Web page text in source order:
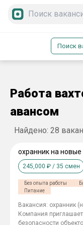
Поиск
Работа
авансом
Найдено: 28
охранник на новые
245,000 ₽ / 35 смен
Без опыта работы
Питание
Вакансия: охранник
Компания
безопасности